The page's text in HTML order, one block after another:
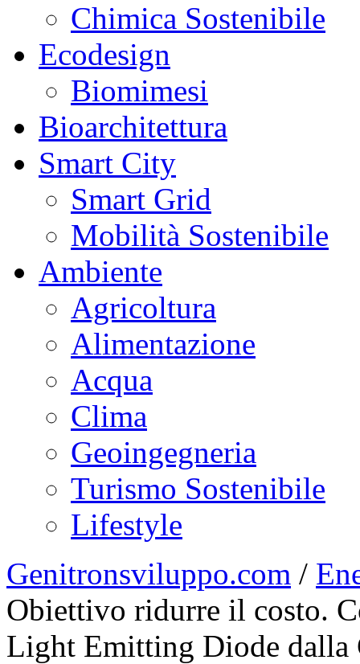
Chimica Sostenibile
Ecodesign
Biomimesi
Bioarchitettura
Smart City
Smart Grid
Mobilità Sostenibile
Ambiente
Agricoltura
Alimentazione
Acqua
Clima
Geoingegneria
Turismo Sostenibile
Lifestyle
Genitronsviluppo.com /
Obiettivo ridurre il costo.
Light Emitting Diode dalla